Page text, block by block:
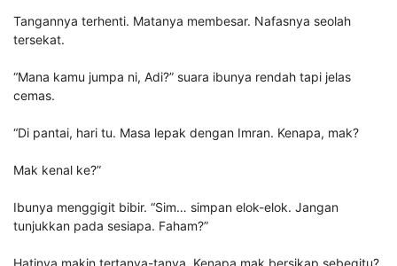
Tangannya terhenti. Matanya membesar. Nafasnya seolah
tersekat.
“Mana kamu jumpa ni, Adi?” suara ibunya rendah tapi jelas
cemas.
“Di pantai, hari tu. Masa lepak dengan Imran. Kenapa, mak?
Mak kenal ke?”
Ibunya menggigit bibir. “Sim… simpan elok-elok. Jangan
tunjukkan pada sesiapa. Faham?”